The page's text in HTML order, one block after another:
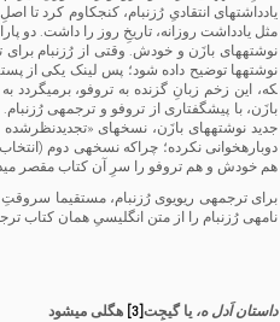
یادداشت­های انتقادیِ رُزنبام، کنجکاوم کرد تا
مثل یادداشت روزانه، تاریخِ روز را داشت. دو پاراگراف کوتاه به تاریخ 27 مارس
نوشته­های بازَن و خودش. وقتی از رُزنبام برای
نوشته­ها توضیح داده شود؛ پس لینک یکی از
که، این زخم زبانِ گزنده به تروفو، برمی­گردد
بازَن، با پیشگفتاری از تروفو و ترجمه­ی
جدید نوشته­های بازَن، نسخه­ای
دوباره­خوانی نکرده؛ چراکه نسخه­ی دوم
هم خودش و هم تروفو را سرِ آن کتاب مقصر می­داند
برای ترجمه­ی ریویوی رُزنبام، مستقیما
نامه­ی رُزنبام را از متن انگلیسیِ همان کتاب
داستان اَدل ه، یا گیجِت[3]
هگلی می­شود